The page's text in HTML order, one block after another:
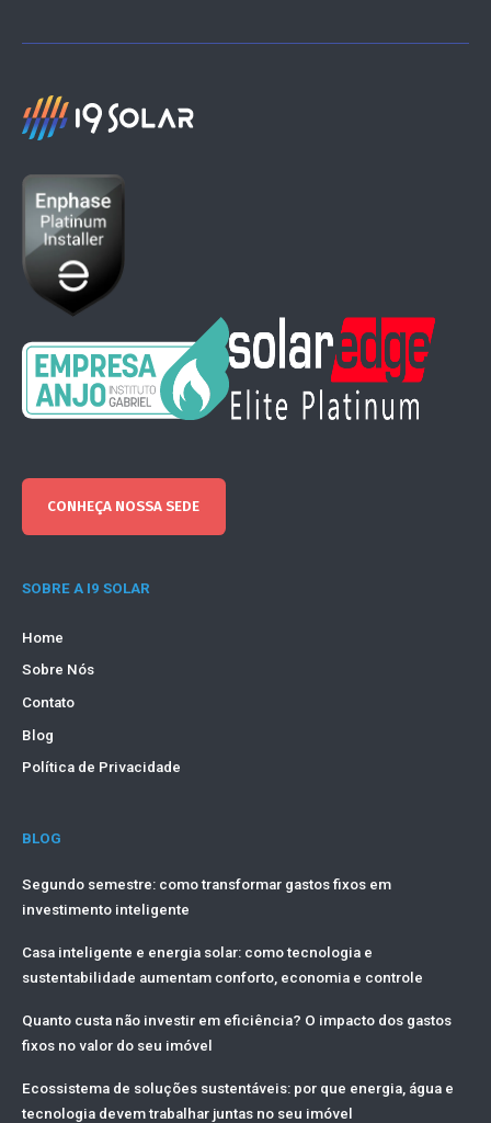
CONHEÇA NOSSA SEDE
SOBRE A I9 SOLAR
Home
Sobre Nós
Contato
Blog
Política de Privacidade
BLOG
Segundo semestre: como transformar gastos fixos em
investimento inteligente
Casa inteligente e energia solar: como tecnologia e
sustentabilidade aumentam conforto, economia e controle
Quanto custa não investir em eficiência? O impacto dos gastos
fixos no valor do seu imóvel
Ecossistema de soluções sustentáveis: por que energia, água e
tecnologia devem trabalhar juntas no seu imóvel